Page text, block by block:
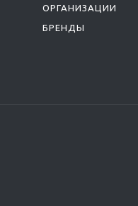
ОРГАНИЗАЦИИ
БРЕНДЫ